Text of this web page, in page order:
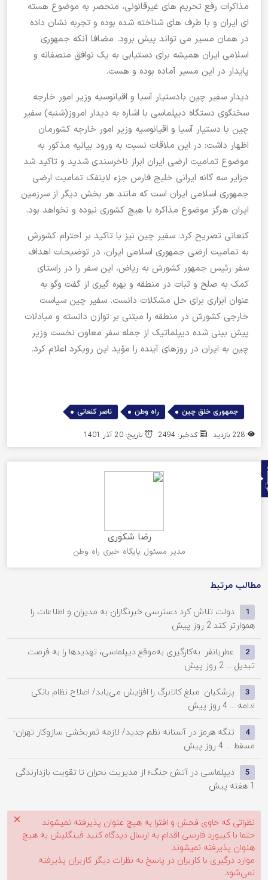
مذاکرات رفع تحریم های غیرقانونی، منحصر به موضوع هسته
ای ایران و با طرف های شناخته شده بوده و تجربه نشان داده
در همان مسیر می تواند پیش برود. مضافا آنکه جمهوری
اسلامی ایران همیشه برای دستیابی به یک توافق منصفانه و
پایدار در این مسیر آماده بوده و هست.
دیدار سفیر چین با دستیار آسیا و اقیانوسیه وزیر امور خارجه
سخنگوی دستگاه دیپلماسی با اشاره به دیدار امروز(شنبه) سفیر
چین با دستیار آسیا و اقیانوسیه وزیر امور خارجه کشورمان
اظهار داشت: در این ملاقات نسبت به ورود بیانیه مذکور به
موضوع تمامیت ارضی ایران ابراز ناخرسندی شدید و تاکید شد
جزایر سه گانه ایرانی خلیج فارس جزء لاینفک تمامیت ارضی
جمهوری اسلامی ایران است که مانند هر بخش دیگر از سرزمین
ایران هرگز موضوع مذاکره با هیچ کشوری نبوده و نخواهد بود.
کنعانی تصریح کرد: سفیر چین نیز با تاکید بر احترام کشورش
به تمامیت ارضی جمهوری اسلامی ایران، در توضیحات اهداف
سفر رئیس جمهور کشورش به ریاض، این سفر را در راستای
کمک به صلح و ثبات در منطقه و بهره گیری از گفت وگو به
عنوان ابزاری برای حل مشکلات دانست. سفیر چین سیاست
خارجی کشورش در منطقه را مبتنی بر توازن دانسته و مبادلات
پیش بینی شده دیپلماتیک از جمله سفر معاون نخست وزیر
چین به ایران در روزهای آینده را مؤید این رویکرد اعلام کرد.
جمهوری خلق چین , راه وطن , ناصر کنعانی
کدخبر: 2494 تاریخ: 20 آذر 1401
رضا شکوری
مدیر مسئول پایگاه خبری راه وطن
مطالب مرتبط
1
دولت تلاش کرد دسترسی خبرنگاران به مدیران و اطلاعات را
هموارتر کند 2 روز پیش
2
عطریانفر: به‌کارگیری به‌موقع دیپلماسی، تهدیدها را به فرصت
تبدیل ... 2 روز پیش
3
پزشکیان: مبلغ کالابرگ را افزایش می‌یابد/ اصلاح نظام بانکی
ادامه ... 4 روز پیش
4
تنگه هرمز در آستانه نظم جدید/ لازمه ثمربخشی سازوکار تهران-
مسقط ... 4 روز پیش
5
دیپلماسی در آتش جنگ؛ از مدیریت بحران تا تقویت بازدارندگی
1 هفته پیش
نظراتی که حاوی فحش و افترا به هیچ عنوان پذیرفته نمیشوند
حتما با کیبورد فارسی اقدام به ارسال دیدگاه کنید فینگلیش به هیچ
هنوان پذیرفته نمیشوند
موارد درگیری با کاربران در پاسخ به نظرات دیگر کاربران پذیرفته
نمی‌شود.